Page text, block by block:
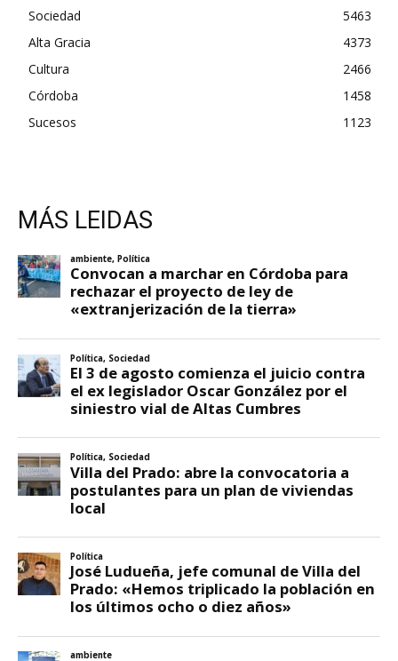
Sociedad
5463
Alta Gracia
4373
Cultura
2466
Córdoba
1458
Sucesos
1123
MÁS LEIDAS